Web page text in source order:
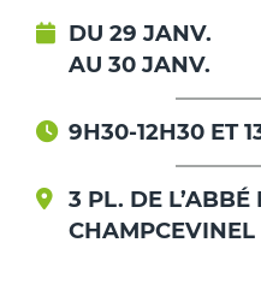
DU 29 JANV.
AU 30 JANV.
9H30-12H30 ET
3 PL. DE
CHAMPCEVINEL